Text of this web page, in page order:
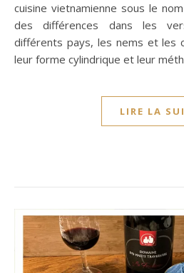
cuisine vietnamienne sous le
des différences dans les
différents pays, les nems et les
leur forme cylindrique et leur
LIRE LA